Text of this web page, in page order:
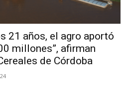
21 años, el agro aportó
millones”, afirman
de Córdoba